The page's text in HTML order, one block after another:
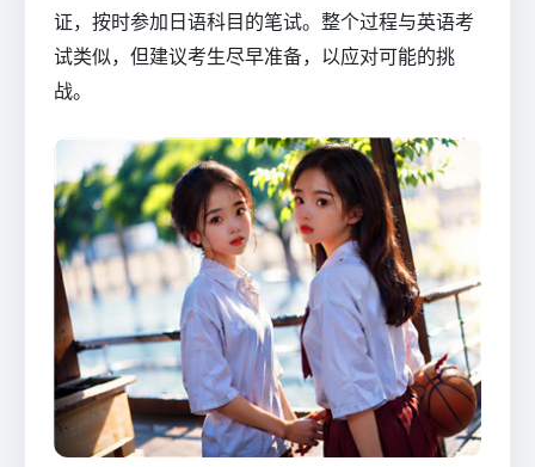
证，按时参加日语科目的笔试。整个过程与英语考
试类似，但建议考生尽早准备，以应对可能的挑
战。